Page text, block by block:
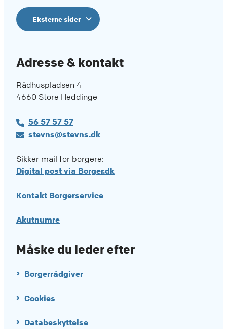
Eksterne sider
Adresse & kontakt
Rådhuspladsen 4
4660 Store Heddinge
56 57 57 57
stevns@stevns.dk
Sikker mail for borgere:
Digital post via Borger.dk
Kontakt Borgerservice
Akutnumre
Måske du leder efter
Borgerrådgiver
Cookies
Databeskyttelse